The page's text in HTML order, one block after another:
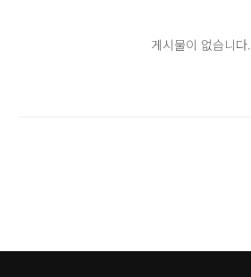
게시물이 없습니다.